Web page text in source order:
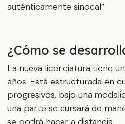
auténticamente sinodal”.
¿Cómo se
La nueva licenciatura tiene
años. Está estructurada en
progresivos, bajo una
una parte se cursará de
se podrá hacer a distancia.